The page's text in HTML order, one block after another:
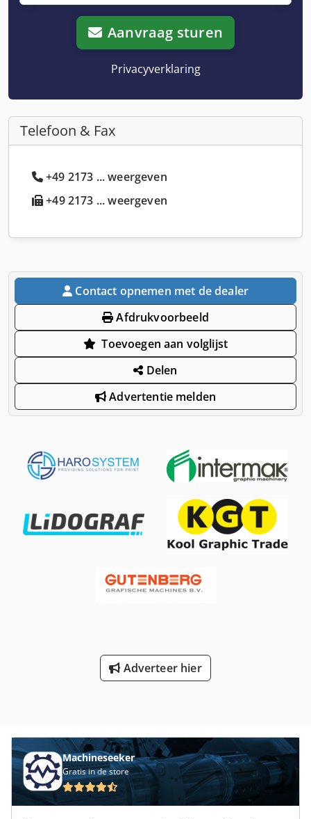
Aanvraag sturen
Privacyverklaring
Telefoon & Fax
+49 2173 ... weergeven
+49 2173 ... weergeven
Contact opnemen met de dealer
Afdrukvoorbeeld
Toevoegen aan volglijst
Delen
Advertentie melden
Adverteer hier
Machineseeker
Gratis in de store